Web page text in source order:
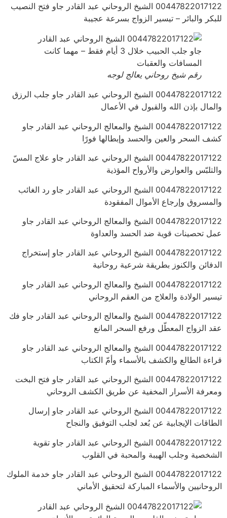
00447822017122 الشيخ الروحاني عبد القادر جاو فتح النصيب
للبكر والبائر – تيسير الزواج بسرعة عجيبة
رقم شيخ روحاني يعالج لوجه
00447822017122 الشيخ الروحاني عبد القادر جاو جلب الرزق
والمال بإذن الله والقبول في الأعمال
00447822017122 الشيخ والمعالج الروحاني عبد القادر جاو
كشف السحر والعين والحسد وإبطالها فورًا
00447822017122 الشيخ الروحاني عبد القادر جاو علاج المسّ
والتلبّس والعوارض والأرواح المؤذية
00447822017122 الشيخ الروحاني عبد القادر جاو رد الغائب
والمسروق وإرجاع الأموال المفقودة
00447822017122 الشيخ والمعالج الروحاني عبد القادر جاو
عمل تحصينات قوية ضد الحسد والعداوة
00447822017122 الشيخ الروحاني عبد القادر جاو إستخراج
الدفائن والكنوز بطريقة شرعية روحانية
00447822017122 الشيخ والمعالج الروحاني عبد القادر جاو
تيسير الولادة والعلاج من العقم الروحاني
00447822017122 الشيخ والمعالج الروحاني عبد القادر جاو فك
عقد الزواج المعطّل ورفع السحر المانع
00447822017122 الشيخ والمعالج الروحاني عبد القادر جاو
قراءة الطالع والكشف بالأسماء وأمّ الكتاب
00447822017122 الشيخ الروحاني عبد القادر جاو فتح البخت
ومعرفة الأسرار المخفية عن طريق الكشف الروحاني
00447822017122 الشيخ الروحاني عبد القادر جاو إرسال
الطاقات الإيجابية عن بُعد لجلب التوفيق والنجاح
00447822017122 الشيخ الروحاني عبد القادر جاو تقوية
الشخصية وجلب الهيبة والمحبة في القلوب
00447822017122 الشيخ الروحاني عبد القادر جاو خدمة الملوك
الروحانيين والأسماء المباركة لتحقيق الأماني